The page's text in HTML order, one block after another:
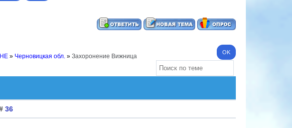
» Черновицкая обл. » Захоронение Вижница
36